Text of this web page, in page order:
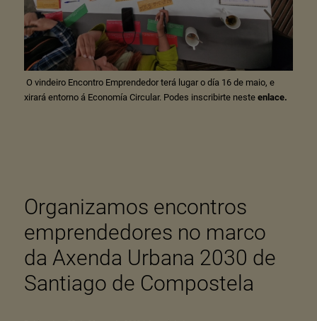
O vindeiro Encontro Emprendedor terá lugar o día 16 de maio, e
xirará entorno á Economía Circular. Podes inscribirte neste enlace.
Organizamos encontros
emprendedores no marco
da Axenda Urbana 2030 de
Santiago de Compostela